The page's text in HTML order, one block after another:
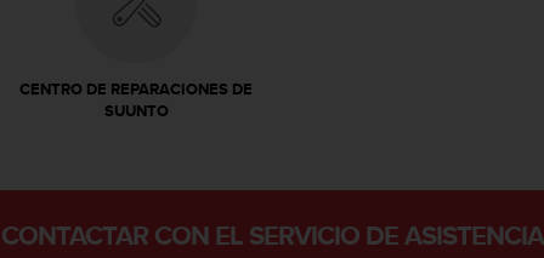
CENTRO DE REPARACIONES DE
SUUNTO
CONTACTAR CON EL SERVICIO DE ASISTENCIA